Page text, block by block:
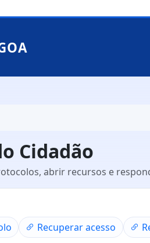
Cidadão
abrir recursos e
Recuperar acesso